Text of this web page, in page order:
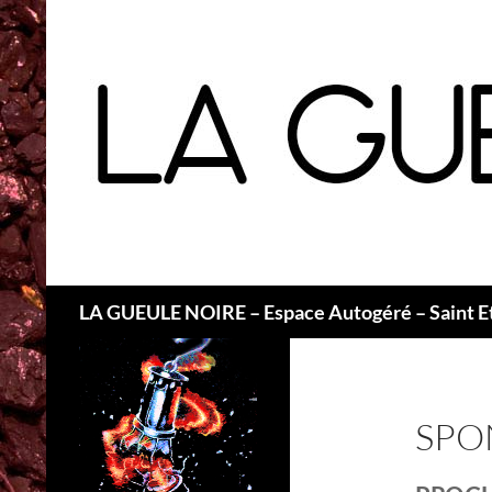
LA GUEULE NOIRE – Espace Autogéré – Saint